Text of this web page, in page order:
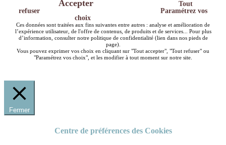
Accepter
Tout
refuser
Paramétrez vos
choix
Ces données sont traitées aux fins suivantes entre autres : analyse et amélioration de
l’expérience utilisateur, de l'offre de contenus, de produits et de services... Pour plus
d’information, consulter notre politique de confidentialité (lien dans nos pieds de
page).
Vous pouvez exprimer vos choix en cliquant sur "Tout accepter", "Tout refuser" ou
"Paramétrez vos choix", et les modifier à tout moment sur notre site.
Fermer
Centre de préférences des Cookies